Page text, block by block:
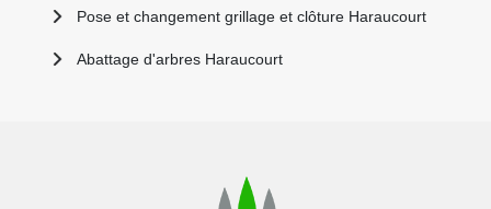
Pose et changement grillage et clôture Haraucourt
Abattage d'arbres Haraucourt